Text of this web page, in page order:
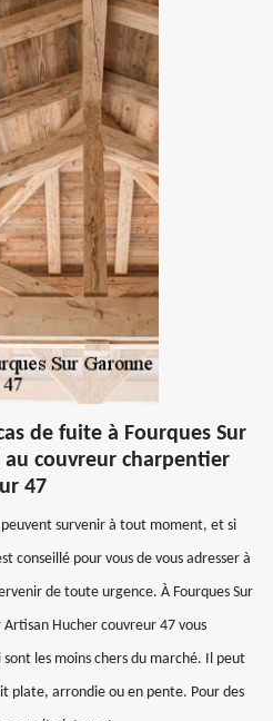
de fuite à Fourques Sur
couvreur charpentier
47
survenir à tout moment, et si
conseillé pour vous de vous adresser à
de toute urgence. À Fourques Sur
Hucher couvreur 47 vous
sont les moins chers du marché. Il peut
plate, arrondie ou en pente. Pour des